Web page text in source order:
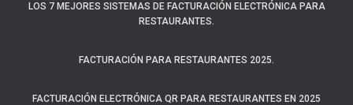
LOS 7 MEJORES SISTEMAS DE FACTURACIÓN ELECTRÓNICA PARA
RESTAURANTES.
FACTURACIÓN PARA RESTAURANTES 2025.
FACTURACIÓN ELECTRÓNICA QR PARA RESTAURANTES EN 2025